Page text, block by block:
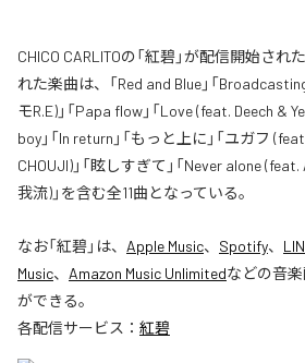
CHICO CARLITOの「紅碧」が配信開始さ
れた楽曲は、「Red and Blue」「
モR.E)」「Papa flow」「Love (feat. Deech &
boy」「In return」「もっと上に」「ユガフ
CHOUJI)」「眩しすぎて」「Never alone
我流)」を含む全11曲となっている。
なお「紅碧」は、 Apple Music、 Spotify、
Music、 Amazon Music Unlimitedなどの音
ができる。
各配信サービス： 紅碧